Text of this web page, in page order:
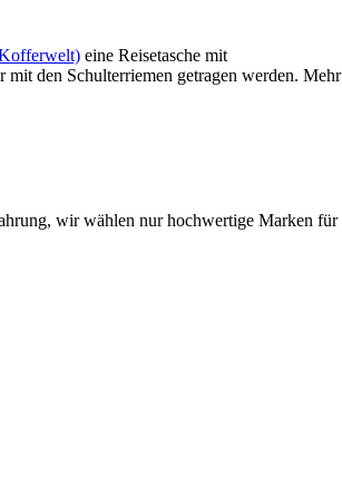
eine Reisetasche mit
mit den Schulterriemen getragen werden. Mehr
wir wählen nur hochwertige Marken für